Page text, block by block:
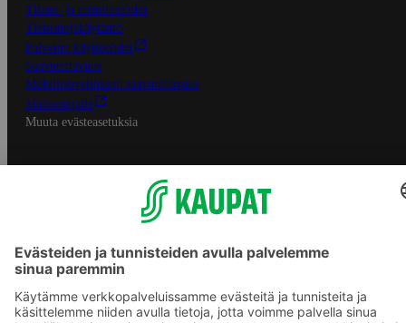
Tilaus- ja toimitusehdot
Tietosuojakäytäntö
Palvelun käyttöehdot
Saavutettavuus
Mobiilisovelluksen saavutettavuus
Mainostajalle
Muuta evästeasetuksia
S-ryhmän palvelut
S-ryhmä
Asiakasomistajuus
S-ostoslista -sovellus